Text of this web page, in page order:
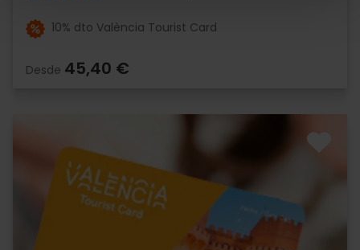
10% dto València Tourist Card
Desde 45,40 €